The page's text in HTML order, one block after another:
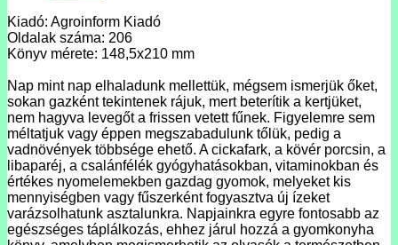
Kiadó: Agroinform Kiadó
Oldalak száma: 206
Könyv mérete: 148,5x210 mm
Nap mint nap elhaladunk mellettük, mégsem ismerjük őket,
sokan gazként tekintenek rájuk, mert beterítik a kertjüket,
nem hagyva levegőt a frissen vetett fűnek. Figyelemre sem
méltatjuk vagy éppen megszabadulunk tőlük, pedig a
vadnövények többsége ehető. A cickafark, a kövér porcsin, a
libaparéj, a csalánfélék gyógyhatásokban, vitaminokban és
értékes nyomelemekben gazdag gyomok, melyeket kis
mennyiségben vagy fűszerként fogyasztva új ízeket
varázsolhatunk asztalunkra. Napjainkra egyre fontosabb az
egészséges táplálkozás, ehhez járul hozzá a gyomkonyha